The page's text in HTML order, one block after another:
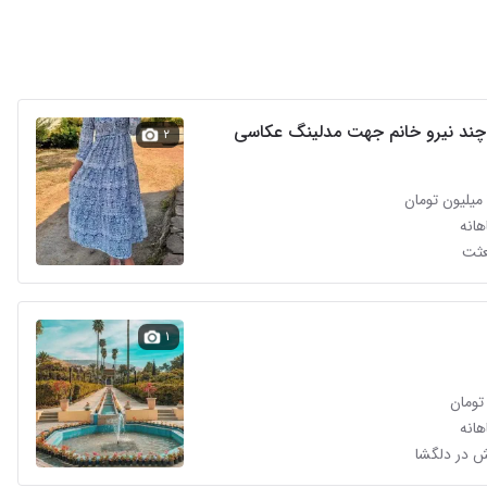
نیرو خانم جهت مدلینگ عکاسی ۲
۱